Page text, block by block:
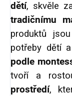
dětí, skvěle
tradičnímu
produktů
potřeby dětí
podle
tvoří a
prostředí,